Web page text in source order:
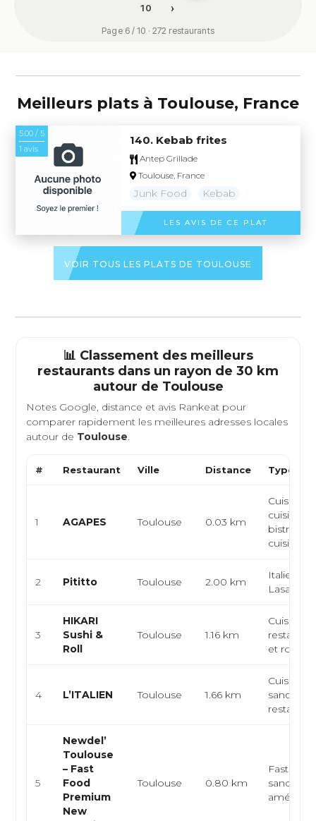
10 ›
Page 6 / 10 · 272 restaurants
Meilleurs plats à Toulouse, France
5.00 / 5
1 avis
140. Kebab frites
Antep Grillade
Toulouse, France
Junk Food Kebab
LES AVIS DE CE PLAT
VOIR TOUS LES PLATS DE TOULOUSE
📊 Classement des meilleurs
restaurants dans un rayon de 30 km
autour de Toulouse
Notes Google, distance et avis Rankeat pour
comparer rapidement les meilleures adresses locales
autour de Toulouse.
# Restaurant Ville Distance Type de
1 AGAPES Toulouse 0.03 km
Cuisine
cuisine
cuisine
2 Pititto Toulouse 2.00 km
Italienne,
Lasagnes
3
HIKARI
Sushi &
Roll
Toulouse 1.16 km
Cuisine
et rolls,
4 L’ITALIEN Toulouse 1.66 km
Cuisine
5
Newdel’
Toulouse
– Fast
Food
Premium
New
Toulouse 0.80 km
Fast